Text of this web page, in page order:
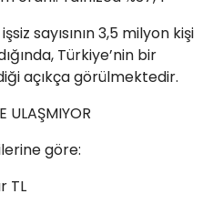
sayısının 3,5 milyon kişi
Türkiye’nin bir
açıkça görülmektedir.
ULAŞMIYOR
göre:
TL